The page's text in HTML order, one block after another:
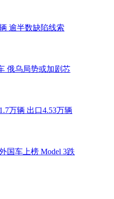
逾半数缺陷线索
俄乌局势或加剧芯
万辆 出口4.53万辆
国车上榜 Model 3跌